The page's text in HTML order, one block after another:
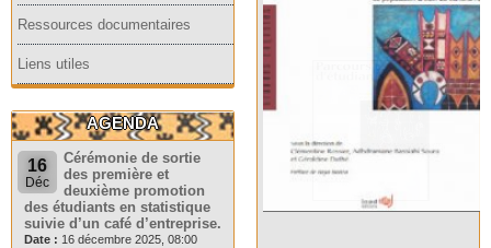
Ressources documentaires
Liens utiles
AGENDA
16
Déc
Cérémonie de sortie
des première et
deuxième promotion
des étudiants en statistique
suivie d’un café d’entreprise.
Date : 16 décembre 2025, 08:00